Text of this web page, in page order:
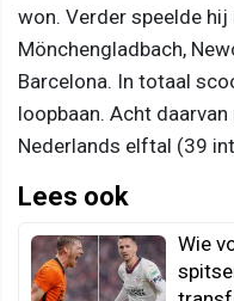
won. Verder speelde
Mönchengladbach,
Barcelona. In totaal
loopbaan. Acht
Nederlands elftal (39
Lees ook
Wie